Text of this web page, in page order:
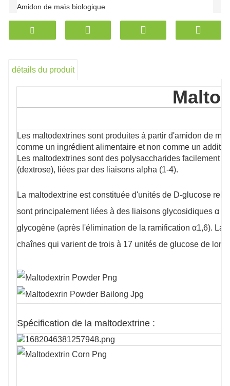
Amidon de maïs biologique
détails du produit
Les maltodextrines sont produites à partir d'amidon de
comme un ingrédient alimentaire et non comme un additif
Les maltodextrines sont des polysaccharides facilement
(dextrose), liées par des liaisons alpha (1-4).
La maltodextrine est constituée d'unités de D-glucose
sont principalement liées à des liaisons glycosidiques α
glycogène (après l'élimination de la ramification α1,6). La
chaînes qui varient de trois à 17 unités de glucose de long.
Spécification de la maltodextrine :